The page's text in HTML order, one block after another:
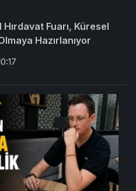
Fuarı, Küresel
Hazırlanıyor